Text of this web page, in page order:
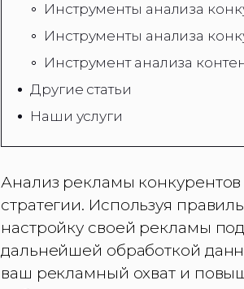
Инструменты анализа
Инструменты анализа
Инструмент анализа
Другие статьи
Наши услуги
Анализ рекламы
стратегии. Используя
настройку своей рекламы
дальнейшей обработкой
ваш рекламный охват и